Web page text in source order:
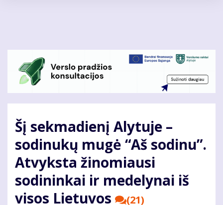
Šį sekmadienį Alytuje –
sodinukų mugė “Aš sodinu”.
Atvyksta žinomiausi
sodininkai ir medelynai iš
visos Lietuvos
(21)